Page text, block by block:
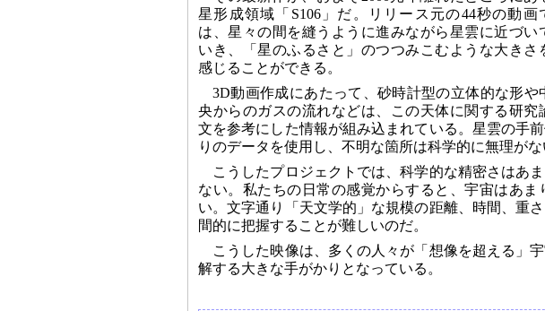
星形成領域「S106」だ。リリース元の44秒の動画
は、星々の間を縫うように進みながら星雲に近づい
いき、「星のふるさと」のつつみこむような大きさ
感じることができる。
3D動画作成にあたって、砂時計型の立体的な形や
央からのガスの流れなどは、この天体に関する研究
文を参考にした情報が組み込まれている。星雲の手
りのデータを使用し、不明な箇所は科学的に無理がな
こうしたプロジェクトでは、科学的な精密さはあ
ない。私たちの日常の感覚からすると、宇宙はあ
い。文字通り「天文学的」な規模の距離、時間、重
間的に把握することが難しいのだ。
こうした映像は、多くの人々が「想像を超える」
解する大きな手がかりとなっている。